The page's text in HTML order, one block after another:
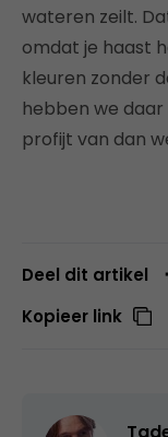
wateren zeilt.
omdat je haast
kleuren zonder
hebben we daar
profijt van dan
Deel dit artikel
Kopieer link